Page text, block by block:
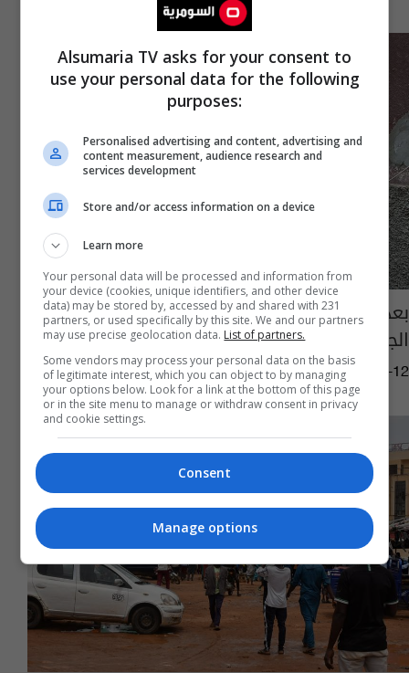
بعد الزلزال المدمر.. المغرب ترفض مساعدات
الجزائر
10:20 | 2023-09-12
Alsumaria TV asks for your consent to
use your personal data for the following
purposes:
Personalised advertising and content, advertising and
content measurement, audience research and
services development
Store and/or access information on a device
Learn more
Your personal data will be processed and information from
your device (cookies, unique identifiers, and other device
data) may be stored by, accessed by and shared with 231
partners, or used specifically by this site. We and our partners
may use precise geolocation data. List of partners.
Some vendors may process your personal data on the basis
of legitimate interest, which you can object to by managing
your options below. Look for a link at the bottom of this page
or in the site menu to manage or withdraw consent in privacy
and cookie settings.
Consent
Manage options